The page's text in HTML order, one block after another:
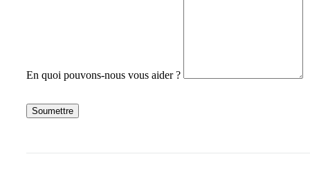
En quoi pouvons-nous vous aider ?
Soumettre